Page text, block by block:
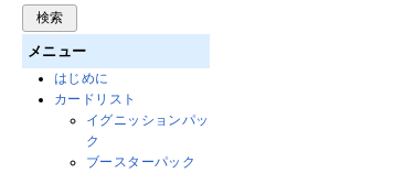
メニュー
はじめに
カードリスト
イグニッションパッ
ク
ブースターパック